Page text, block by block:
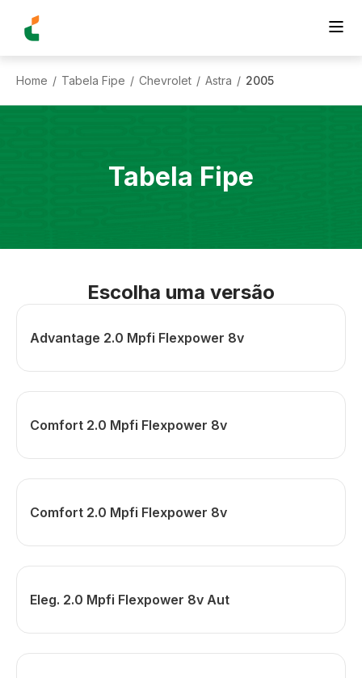
Home / Tabela Fipe / Chevrolet / Astra / 2005
Tabela Fipe
Escolha uma versão
Advantage 2.0 Mpfi Flexpower 8v
Comfort 2.0 Mpfi Flexpower 8v
Comfort 2.0 Mpfi Flexpower 8v
Eleg. 2.0 Mpfi Flexpower 8v Aut